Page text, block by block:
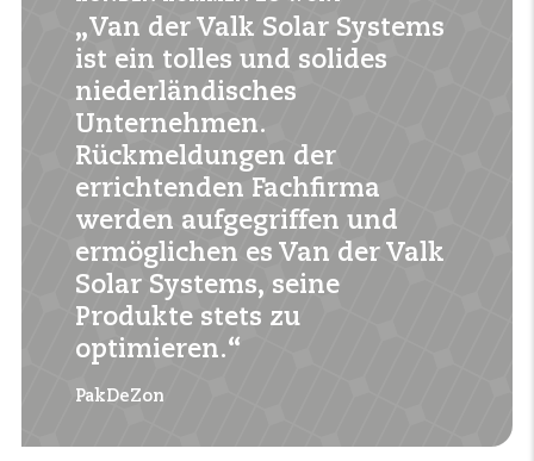
verstecken.
„Van der Valk Solar Systems
ist ein tolles und solides
niederländisches
Unternehmen.
Rückmeldungen der
errichtenden Fachfirma
werden aufgegriffen und
ermöglichen es Van der Valk
Solar Systems, seine
Produkte stets zu
optimieren.“
PakDeZon